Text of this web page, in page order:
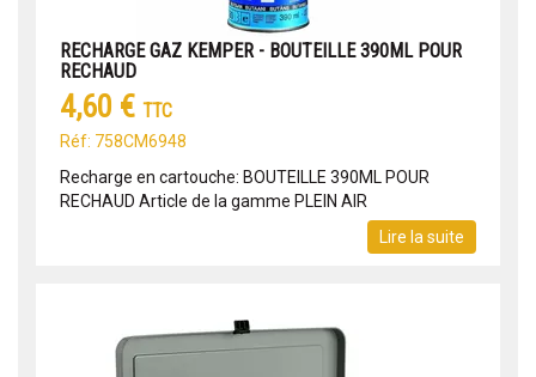
RECHARGE GAZ KEMPER - BOUTEILLE 390ML POUR
RECHAUD
4,60 € TTC
Réf: 758CM6948
Recharge en cartouche: BOUTEILLE 390ML POUR
RECHAUD Article de la gamme PLEIN AIR
Lire la suite